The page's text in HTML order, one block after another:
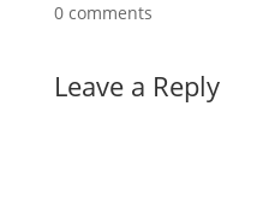
0 comments
Leave a Reply